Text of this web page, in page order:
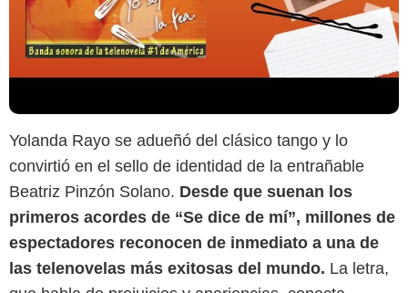
Yolanda Rayo se adueñó del clásico tango y lo
convirtió en el sello de identidad de la entrañable
Beatriz Pinzón Solano. Desde que suenan los
primeros acordes de “Se dice de mí”, millones de
espectadores reconocen de inmediato a una de
las telenovelas más exitosas del mundo. La letra,
Telemundo